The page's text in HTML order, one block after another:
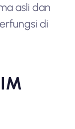
asli dan
di